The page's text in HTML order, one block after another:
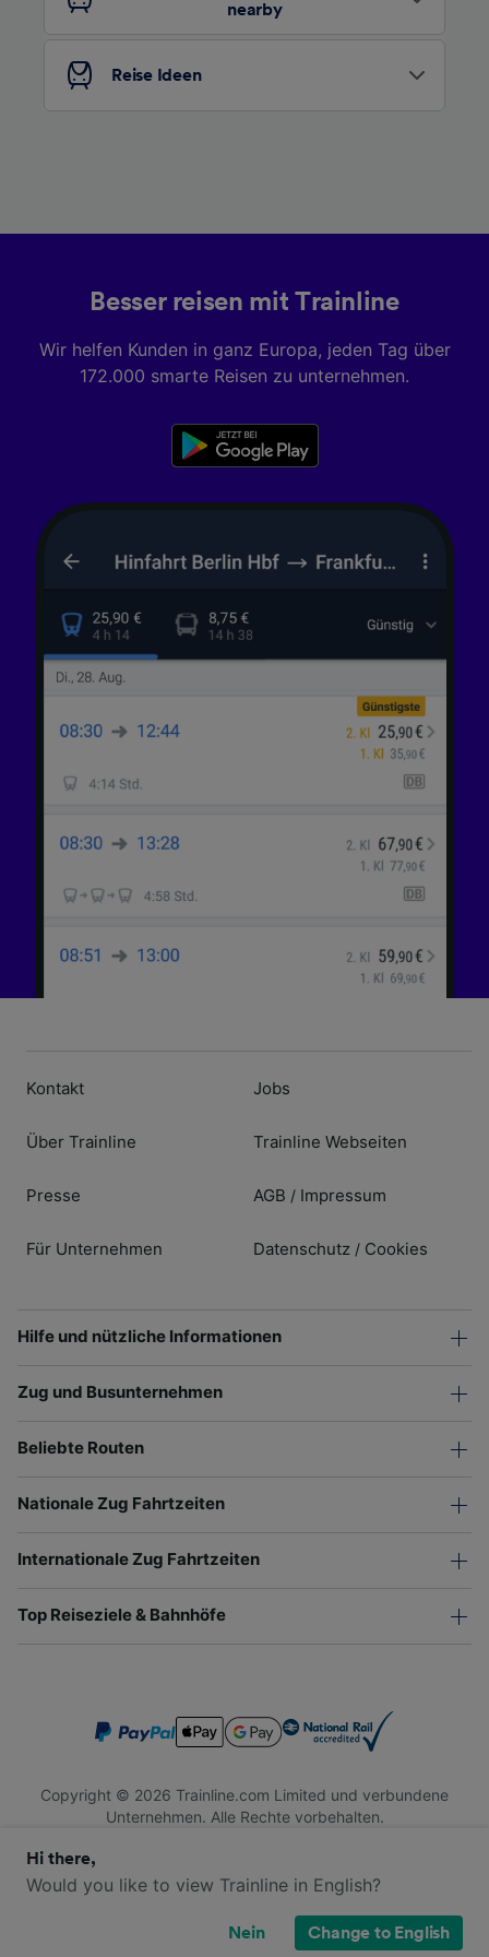
nearby
Reise Ideen
Besser reisen mit Trainline
Wir helfen Kunden in ganz Europa, jeden Tag über
172.000 smarte Reisen zu unternehmen.
Kontakt
Über Trainline
Presse
Für Unternehmen
Jobs
Trainline Webseiten
AGB / Impressum
Datenschutz / Cookies
Hilfe und nützliche Informationen
Zug und Busunternehmen
Beliebte Routen
Nationale Zug Fahrtzeiten
Internationale Zug Fahrtzeiten
Top Reiseziele & Bahnhöfe
Copyright © 2026 Trainline.com Limited und verbundene
Unternehmen. Alle Rechte vorbehalten.
Firmennummer 3846791. Registrierte Adresse: 1 Stonecutter
St, London EC4A 4AH, United Kingdom. USt-IdNr.: 791 7261
Hi there,
Would you like to view Trainline in English?
Nein Change to English
Endgeräteeigenschaften zur Identifikation
aktiv abfragen. Speichern von oder Zugriff auf
Informationen auf einem Endgerät.